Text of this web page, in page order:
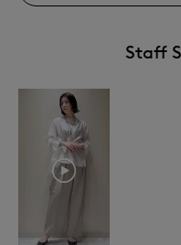
Staff